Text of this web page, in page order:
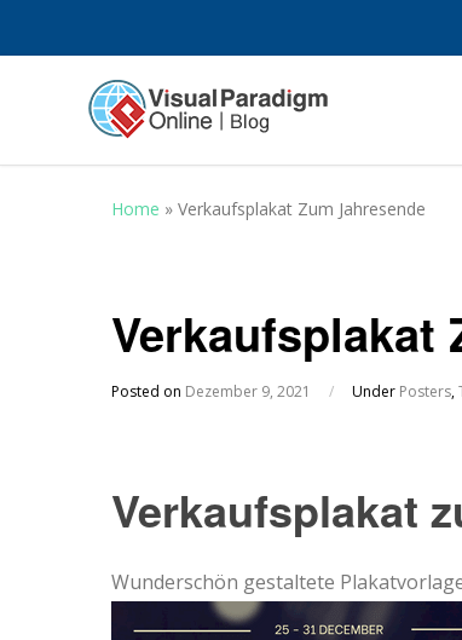
Home » Verkaufsplakat Zum Jahresende
Verkaufsplakat
Posted on Dezember 9, 2021 / Under Posters,
Verkaufsplakat
Wunderschön gestaltete